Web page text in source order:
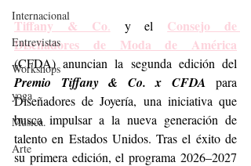
Internacional
Entrevistas
Workshops
yoga
Música.
Arte
Tiffany & Co y el Consejo de
Diseñadores de Moda de América
Premio Tiffany & Co. x CFDA para
Diseñadores de Joyería, una iniciativa que
busca impulsar a la nueva generación de
talento en Estados Unidos. Tras el éxito de
su primera edición, el programa 2026–2027